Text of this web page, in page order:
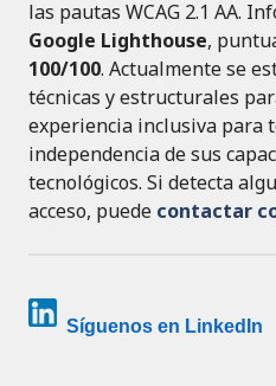
las pautas WCAG 2.1 AA.
Google Lighthouse,
100/100. Actualmente se
técnicas y estructurales
experiencia inclusiva para
independencia de sus
tecnológicos. Si detecta
acceso, puede contactar
Síguenos en LinkedIn